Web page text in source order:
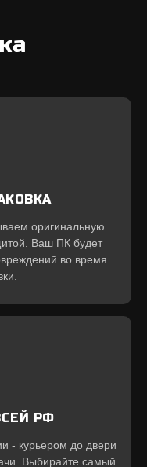
оригинальную
Ваш ПК будет
во время
РФ
- курьером до двери
Выбирайте самый